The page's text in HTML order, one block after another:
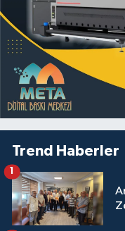
Trend Haberler
1